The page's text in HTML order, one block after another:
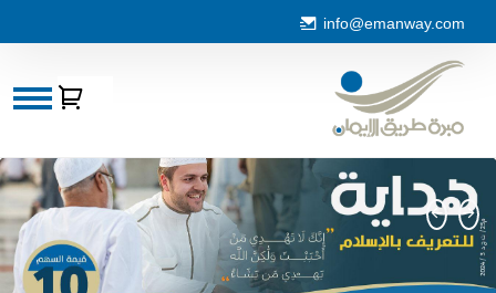
info@emanway.com